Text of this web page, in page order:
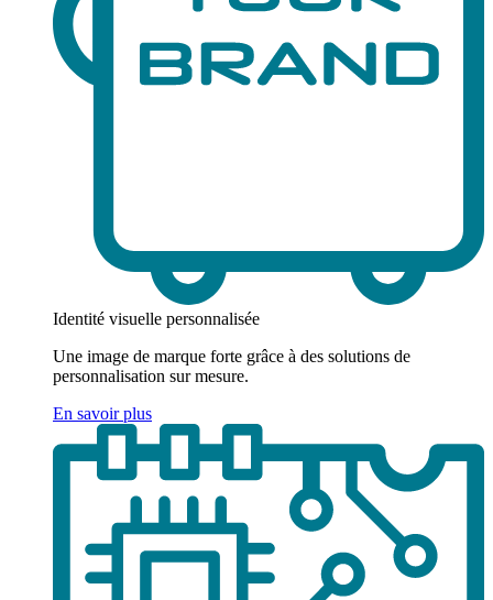
Identité visuelle personnalisée
Une image de marque forte grâce à des solutions de
personnalisation sur mesure.
En savoir plus